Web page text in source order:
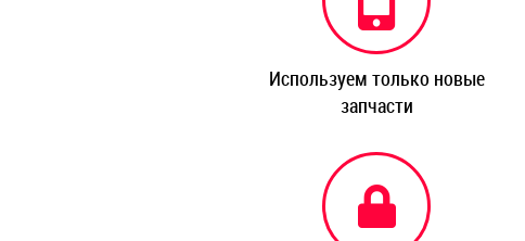
Используем только новые
запчасти